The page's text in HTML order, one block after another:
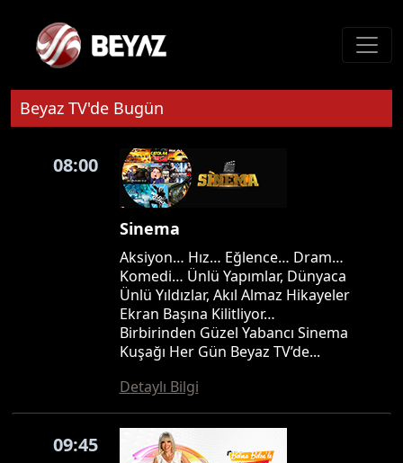
Beyaz TV'de Bugün
08:00
Sinema
Aksiyon… Hız… Eğlence… Dram…
Komedi… Ünlü Yapımlar, Dünyaca
Ünlü Yıldızlar, Akıl Almaz Hikayeler
Ekran Başına Kilitliyor…
Birbirinden Güzel Yabancı Sinema
Kuşağı Her Gün Beyaz TV’de...
Detaylı Bilgi
09:45